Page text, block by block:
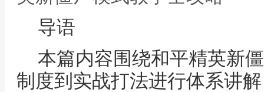
导语
本篇内容围绕和平精英新
制度到实战打法进行体系讲